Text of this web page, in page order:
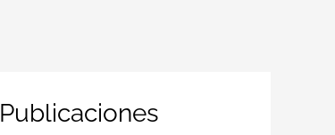
Publicaciones